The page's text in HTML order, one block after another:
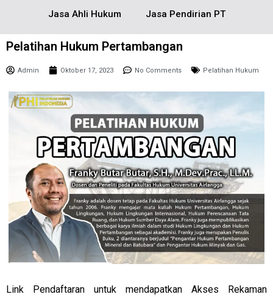
Jasa Ahli Hukum Jasa Pendirian PT
Pelatihan Hukum Pertambangan
Admin Oktober 17, 2023 No Comments Pelatihan Hukum
Link Pendaftaran untuk mendapatkan Akses Rekaman